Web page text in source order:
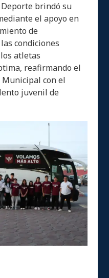
brindó su
el apoyo en
de
condiciones
atletas
reafirmando el
con el
juvenil de